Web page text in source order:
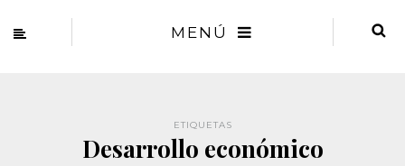
MENÚ
ETIQUETAS
Desarrollo económico